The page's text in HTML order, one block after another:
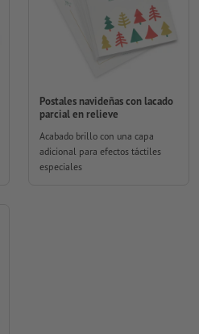
Postales navideñas con lacado
parcial en relieve
Acabado brillo con una capa
adicional para efectos táctiles
especiales